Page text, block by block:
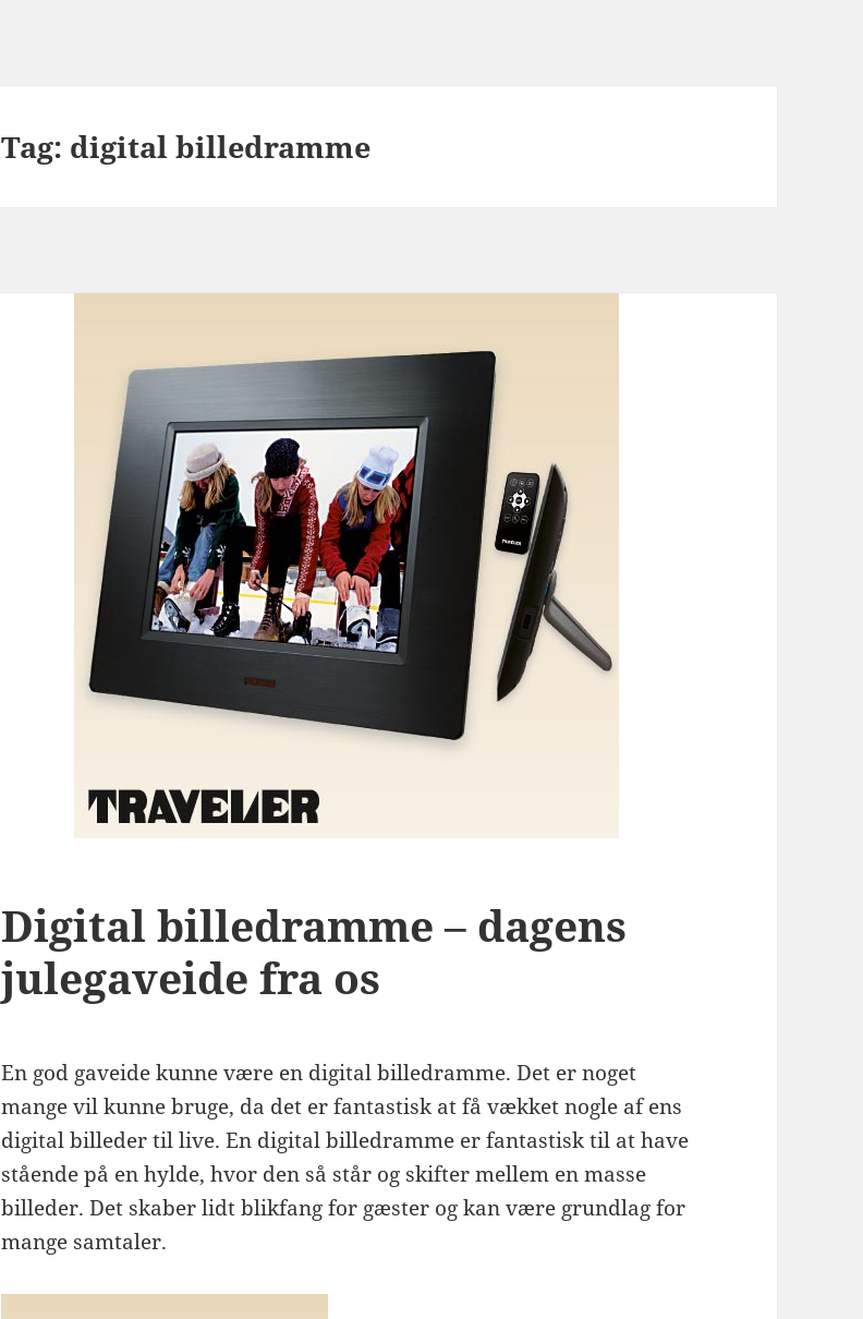
Tag: digital billedramme
Digital billedramme – dagens
julegaveide fra os
En god gaveide kunne være en digital billedramme. Det er noget
mange vil kunne bruge, da det er fantastisk at få vækket nogle af ens
digital billeder til live. En digital billedramme er fantastisk til at have
stående på en hylde, hvor den så står og skifter mellem en masse
billeder. Det skaber lidt blikfang for gæster og kan være grundlag for
mange samtaler.